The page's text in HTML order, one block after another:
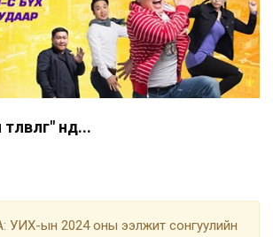
өнөөдө...
ын 2024 оны ээлжит сонгуулийн